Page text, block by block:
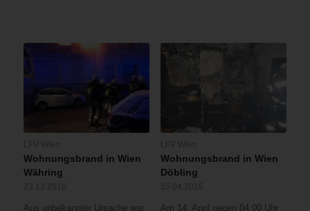
Wohnungsbrand in Wien
Währing
Aus unbekannter Ursache war
Wohnungsbrand in Wien
Döbling
Am 14. April gegen 04:00 Uhr